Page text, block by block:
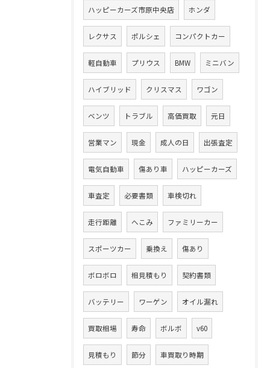
ハッピーカーズ市原中央店 ホンダ
レクサス ポルシェ コンパクトカー
軽自動車 プリウス BMW ミニバン
ハイブリッド クリスマス ワゴン
ベンツ トラブル 高価買取 元日
営業マン 現金 成人の日 出張査定
電気自動車 傷あり車 ハッピーカーズ
車査定 必要書類 車検切れ
走行距離 へこみ ファミリーカー
スポーツカー 乗換え 傷あり
ボロボロ 相見積もり 契約書類
バッテリー ワーゲン オイル漏れ
買取相場 寿命 ボルボ v60
見積もり 節分 車買取り時期